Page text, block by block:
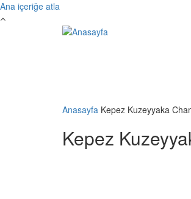
Ana içeriğe atla
Anasayfa Kepez Kuzeyyaka
Kepez